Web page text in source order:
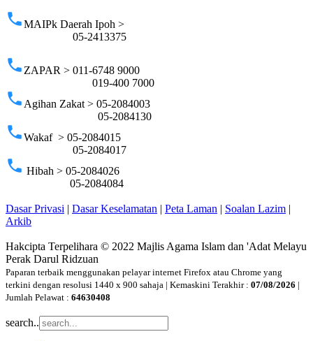
phoneMAIPk Daerah Ipoh >
05-2413375
phoneZAPAR > 011-6748 9000
019-400 7000
phoneAgihan Zakat > 05-2084003
05-2084130
phoneWakaf > 05-2084015
05-2084017
phone Hibah > 05-2084026
05-2084084
Dasar Privasi Dasar Keselamatan Peta Laman Soalan Lazim
Arkib
Hakcipta Terpelihara © 2022 Majlis Agama Islam dan 'Adat Melayu
Perak Darul Ridzuan
Paparan terbaik menggunakan pelayar internet Firefox atau Chrome yang
terkini dengan resolusi 1440 x 900 sahaja | Kemaskini Terakhir : 07/08/2026 |
Jumlah Pelawat : 64630408
search..